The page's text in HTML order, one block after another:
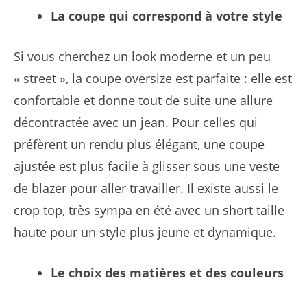
La coupe qui correspond à votre style
Si vous cherchez un look moderne et un peu
« street », la coupe oversize est parfaite : elle est
confortable et donne tout de suite une allure
décontractée avec un jean. Pour celles qui
préfèrent un rendu plus élégant, une coupe
ajustée est plus facile à glisser sous une veste
de blazer pour aller travailler. Il existe aussi le
crop top, très sympa en été avec un short taille
haute pour un style plus jeune et dynamique.
Le choix des matières et des couleurs